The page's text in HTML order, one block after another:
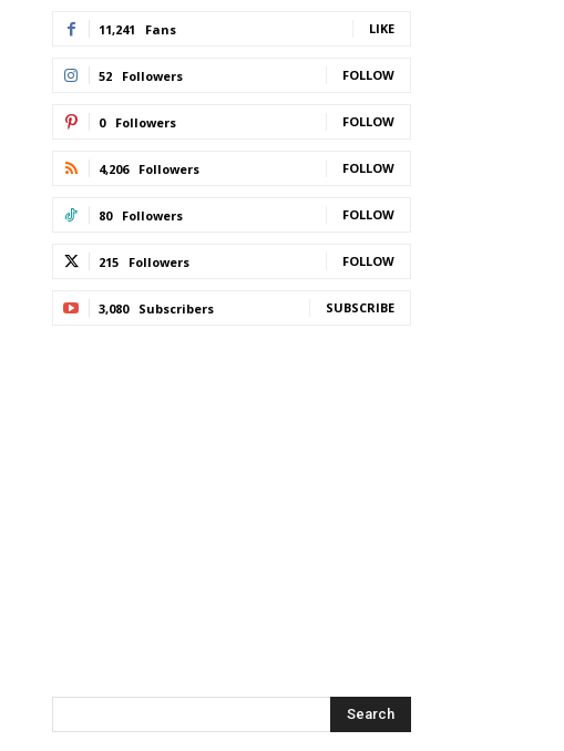
11,241 Fans LIKE
52 Followers FOLLOW
0 Followers FOLLOW
4,206 Followers FOLLOW
80 Followers FOLLOW
215 Followers FOLLOW
3,080 Subscribers SUBSCRIBE